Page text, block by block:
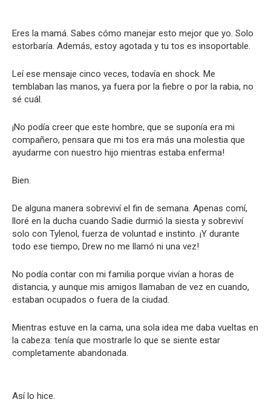
Eres la mamá. Sabes cómo manejar esto mejor que yo. Solo
estorbaría. Además, estoy agotada y tu tos es insoportable.
Leí ese mensaje cinco veces, todavía en shock. Me
temblaban las manos, ya fuera por la fiebre o por la rabia, no
sé cuál.
¡No podía creer que este hombre, que se suponía era mi
compañero, pensara que mi tos era más una molestia que
ayudarme con nuestro hijo mientras estaba enferma!
Bien.
De alguna manera sobreviví el fin de semana. Apenas comí,
lloré en la ducha cuando Sadie durmió la siesta y sobreviví
solo con Tylenol, fuerza de voluntad e instinto. ¡Y durante
todo ese tiempo, Drew no me llamó ni una vez!
No podía contar con mi familia porque vivían a horas de
distancia, y aunque mis amigos llamaban de vez en cuando,
estaban ocupados o fuera de la ciudad.
Mientras estuve en la cama, una sola idea me daba vueltas en
la cabeza: tenía que mostrarle lo que se siente estar
completamente abandonada.
Así lo hice.